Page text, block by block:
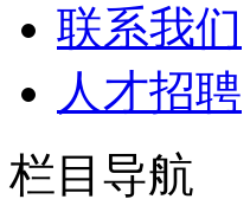
联系我们
人才招聘
栏目导航